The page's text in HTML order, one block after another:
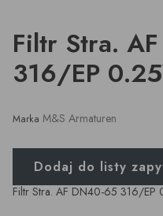
Filtr Stra.
316/EP
Marka M&S Armaturen
Dodaj do listy
Filtr Stra. AF DN40-65 316/EP